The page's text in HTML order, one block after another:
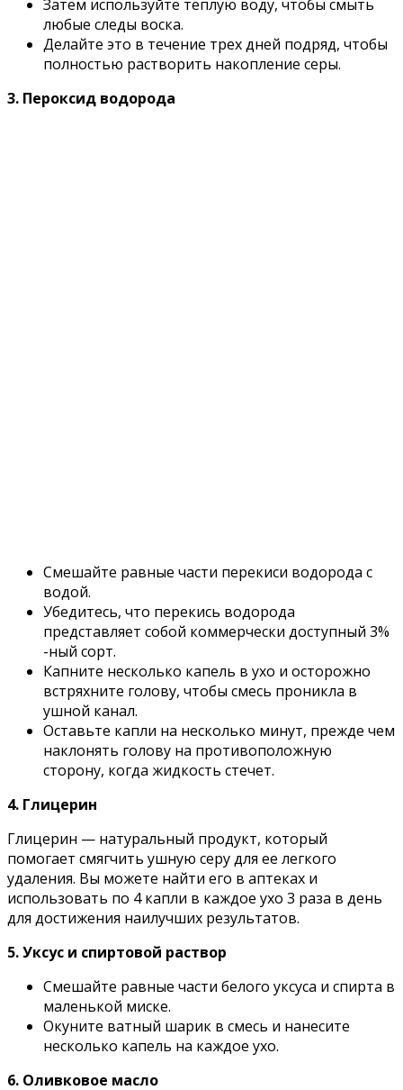
Затем используйте теплую воду, чтобы смыть
любые следы воска.
Делайте это в течение трех дней подряд, чтобы
полностью растворить накопление серы.
3. Пероксид водорода
Смешайте равные части перекиси водорода с
водой.
Убедитесь, что перекись водорода
представляет собой коммерчески доступный 3%
-ный сорт.
Капните несколько капель в ухо и осторожно
встряхните голову, чтобы смесь проникла в
ушной канал.
Оставьте капли на несколько минут, прежде чем
наклонять голову на противоположную
сторону, когда жидкость стечет.
4. Глицерин
Глицерин — натуральный продукт, который
помогает смягчить ушную серу для ее легкого
удаления. Вы можете найти его в аптеках и
использовать по 4 капли в каждое ухо 3 раза в день
для достижения наилучших результатов.
5. Уксус и спиртовой раствор
Смешайте равные части белого уксуса и спирта в
маленькой миске.
Окуните ватный шарик в смесь и нанесите
несколько капель на каждое ухо.
6. Оливковое масло